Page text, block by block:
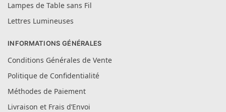
Lampes de Table sans Fil
Lettres Lumineuses
INFORMATIONS GÉNÉRALES
Conditions Générales de Vente
Politique de Confidentialité
Méthodes de Paiement
Livraison et Frais d’Envoi